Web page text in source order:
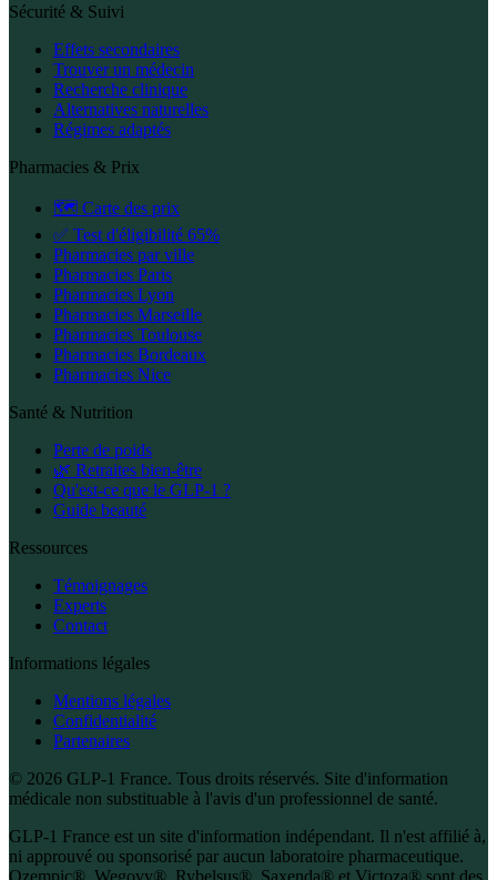
Sécurité & Suivi
Effets secondaires
Trouver un médecin
Recherche clinique
Alternatives naturelles
Régimes adaptés
Pharmacies & Prix
🗺️ Carte des prix
✅ Test d'éligibilité 65%
Pharmacies par ville
Pharmacies Paris
Pharmacies Lyon
Pharmacies Marseille
Pharmacies Toulouse
Pharmacies Bordeaux
Pharmacies Nice
Santé & Nutrition
Perte de poids
🌿 Retraites bien-être
Qu'est-ce que le GLP-1 ?
Guide beauté
Ressources
Témoignages
Experts
Contact
Informations légales
Mentions légales
Confidentialité
Partenaires
© 2026 GLP-1 France. Tous droits réservés. Site d'information
médicale non substituable à l'avis d'un professionnel de santé.
GLP-1 France est un site d'information indépendant. Il n'est affilié à,
ni approuvé ou sponsorisé par aucun laboratoire pharmaceutique.
Ozempic®, Wegovy®, Rybelsus®, Saxenda® et Victoza® sont des